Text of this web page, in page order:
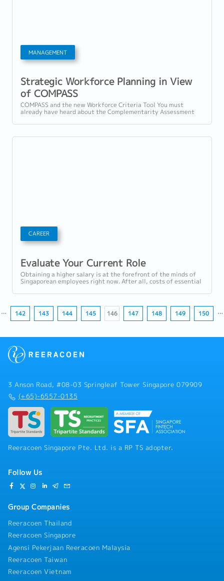
MANAGEMENT
Strategic Workforce Planning in View
of COMPASS
COMPASS and the new Workforce Criteria Tool You must
already have heard about the Complementarity Assessment
CAREER
Evaluate Your Current Role
Obtaining a higher salary is at the forefront of the minds of
Singaporean employees right now. After all, costs of essential
… 142 143 144 145 146 147 148 149 150 …
3 Anson Road, #08-03 Springleaf Tower Singapore 079909
(+65)-6557-0135
Reeracoen Singapore Pte. Ltd. is a RP TS adopter.
Follow Us
Group Companies
Reeracoen Thailand
Reeracoen Singapore
Agensi Pekerjaan Reeracoen Malaysia
Reeracoen Taiwan
Reeracoen Vietnam